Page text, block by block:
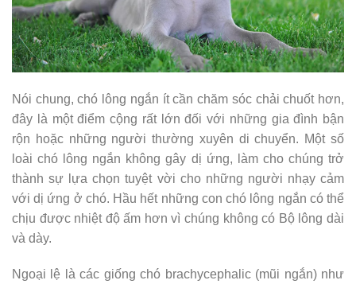
Nói chung, chó lông ngắn ít cần chăm sóc chải chuốt hơn,
đây là một điểm cộng rất lớn đối với những gia đình bận
rộn hoặc những người thường xuyên di chuyển. Một số
loài chó lông ngắn không gây dị ứng, làm cho chúng trở
thành sự lựa chọn tuyệt vời cho những người nhạy cảm
với dị ứng ở chó. Hầu hết những con chó lông ngắn có thể
chịu được nhiệt độ ấm hơn vì chúng không có Bộ lông dài
và dày.
Ngoại lệ là các giống chó brachycephalic (mũi ngắn) như